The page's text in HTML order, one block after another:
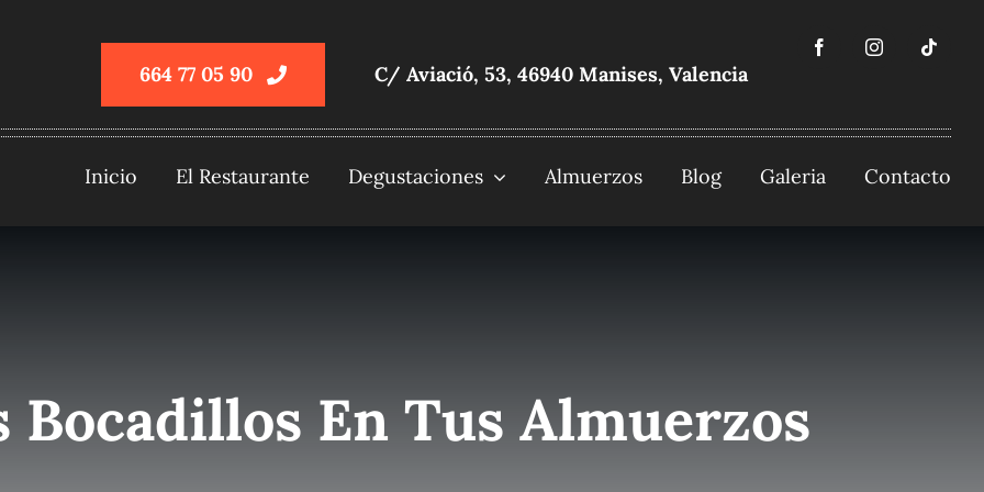
664 77 05 90 C/ Aviació, 53, 46940 Manises, Valencia
Inicio El Restaurante Degustaciones Almuerzos Blog Galeria Contacto
Bocadillos En Tus Almuerzos